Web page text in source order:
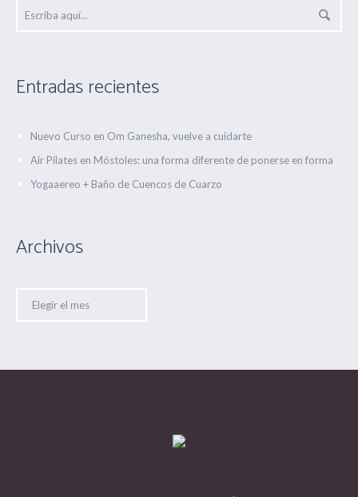
Entradas recientes
Nuevo Curso en Om Ganesha, vuelve a cuidarte
Air Pilates en Móstoles: una forma diferente de ponerse en forma
Yogaaereo + Baño de Cuencos de Cuarzo
Archivos